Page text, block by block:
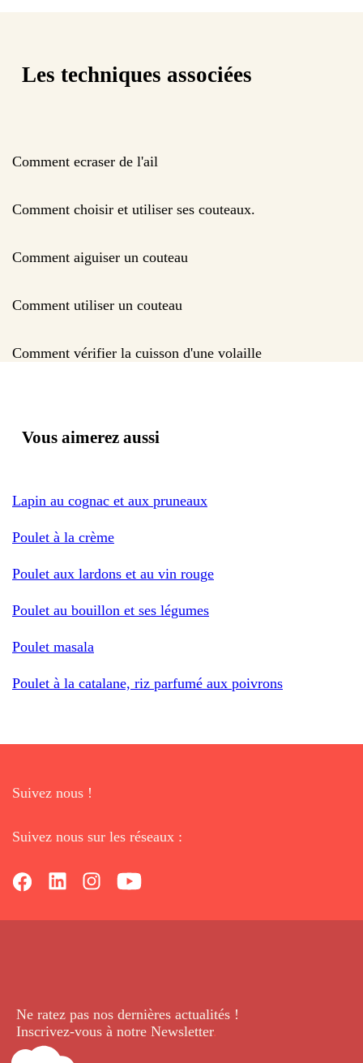
Les techniques associées
Comment ecraser de l'ail
Comment choisir et utiliser ses couteaux.
Comment aiguiser un couteau
Comment utiliser un couteau
Comment vérifier la cuisson d'une volaille
Vous aimerez aussi
Lapin au cognac et aux pruneaux
Poulet à la crème
Poulet aux lardons et au vin rouge
Poulet au bouillon et ses légumes
Poulet masala
Poulet à la catalane, riz parfumé aux poivrons
Suivez nous !
Suivez nous sur les réseaux :
Ne ratez pas nos dernières actualités !
Inscrivez-vous à notre Newsletter.